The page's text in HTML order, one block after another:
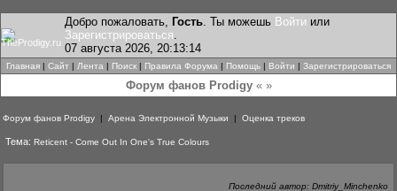
Добро пожаловать, Гость. Ты можешь Войти или
Зарегистрироваться.
07 августа 2026, 20:13:14
Главная | Сайт | Лента | Поиск | Правила Форума | Помощь | Войти | Зарегистрироваться
Форум фанов Prodigy« »
Форум фанов Prodigy | Арена Электронной Музыки | Оценка треков
Тема: Reticent - Come Out In One's True Colours
Последний автор: Dmitriy_Minchenko